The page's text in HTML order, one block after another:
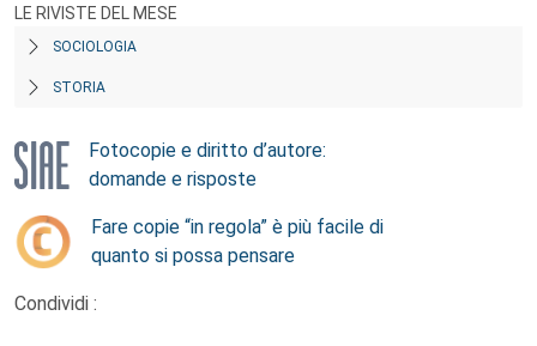
LE RIVISTE DEL MESE
SOCIOLOGIA
STORIA
Fotocopie e diritto d’autore:
domande e risposte
Fare copie “in regola” è più facile di
quanto si possa pensare
Condividi :